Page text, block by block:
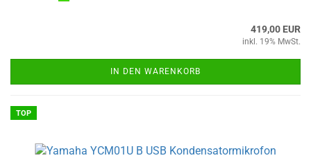
419,00 EUR
inkl. 19% MwSt.
IN DEN WARENKORB
TOP